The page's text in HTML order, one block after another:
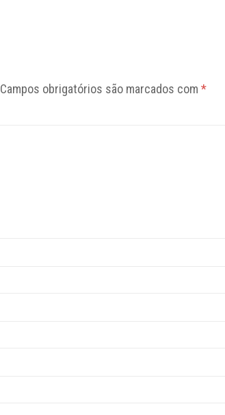
Campos obrigatórios são marcados com *